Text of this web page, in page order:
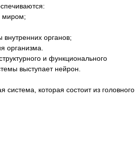
миром;
внутренних органов;
организма.
и функционального
выступает нейрон.
система, которая состоит из головного